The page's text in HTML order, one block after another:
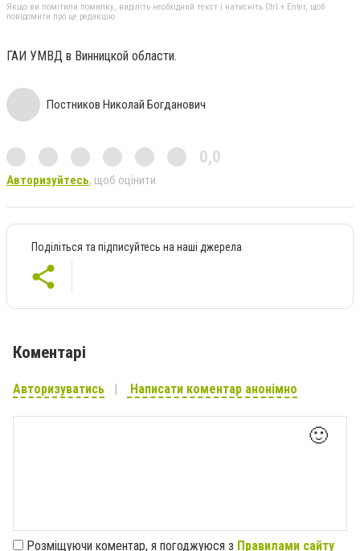
Якщо ви помітили помилку, виділіть необхідний текст і натисніть Ctrl + Enter, щоб
повідомити про це редакцію
ГАИ УМВД в Винницкой области.
Постников Николай Богданович
0,0
Авторизуйтесь, щоб оцінити
Поділіться та підписуйтесь на наші джерела
Коментарі
Авторизуватись Написати коментар анонімно
🙂
Розміщуючи коментар, я погоджуюся з Правилами сайту